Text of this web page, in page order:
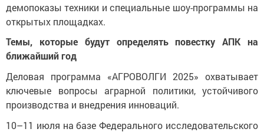
демопоказы техники и специальные шоу-программы на
открытых площадках.
Темы, которые будут определять повестку АПК на
ближайший год
Деловая программа «АГРОВОЛГИ 2025» охватывает
ключевые вопросы аграрной политики, устойчивого
производства и внедрения инноваций.
10–11 июля на базе Федерального исследовательского